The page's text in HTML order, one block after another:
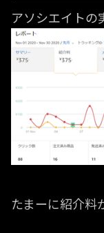
アソシエイトの
たまーに紹介料